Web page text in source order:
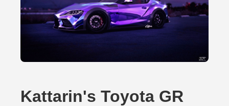
Kattarin's Toyota GR